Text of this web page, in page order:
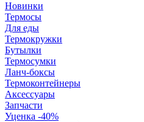
Новинки
Термосы
Для еды
Термокружки
Бутылки
Термосумки
Ланч-боксы
Термоконтейнеры
Аксессуары
Запчасти
Уценка -40%